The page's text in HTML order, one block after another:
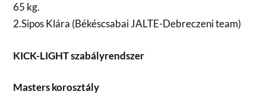
65 kg.
2.Sipos Klára (Békéscsabai JALTE-Debreczeni team)
KICK-LIGHT szabályrendszer
Masters korosztály